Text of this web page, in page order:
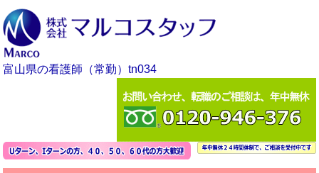
富山県の看護師（常勤）tn034